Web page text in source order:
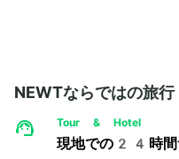
NEWTならではの旅
Tour & Hotel
現地での24時間